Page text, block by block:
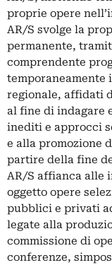
proprie opere
AR/S svolge la
permanente,
comprendente
regionale, affidati
al fine di indagare
inediti e approcci
e alla promozione
partire della fine
AR/S affianca alle
oggetto opere
pubblici e privati
legate alla
commissione di
conferenze,